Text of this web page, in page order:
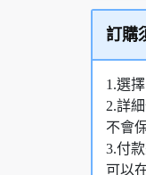
訂購
1.選
2.詳
不會
3.付
可以